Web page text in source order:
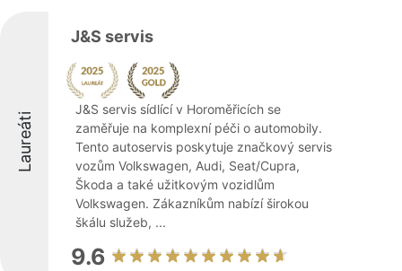
Laureáti
J&S servis
J&S servis sídlící v Horoměřicích se
zaměřuje na komplexní péči o automobily.
Tento autoservis poskytuje značkový servis
vozům Volkswagen, Audi, Seat/Cupra,
Škoda a také užitkovým vozidlům
Volkswagen. Zákazníkům nabízí širokou
škálu služeb, ...
9.6